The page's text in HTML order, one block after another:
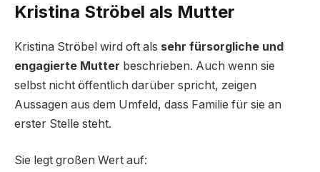
Kristina Ströbel als Mutter
Kristina Ströbel wird oft als sehr fürsorgliche und
engagierte Mutter beschrieben. Auch wenn sie
selbst nicht öffentlich darüber spricht, zeigen
Aussagen aus dem Umfeld, dass Familie für sie an
erster Stelle steht.
Sie legt großen Wert auf: